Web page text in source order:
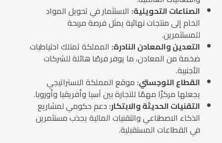
الصناعات التحويلية: الاستثمار في تحويل المواد
الخام إلى منتجات نهائية يمثل فرصة مربحة
للمستثمرين.
التعدين والمعادن النادرة: المملكة تمتلك احتياطيات
ضخمة من المعادن، ما يوفر فرصًا هائلة للشركات
الأجنبية.
القطاع اللوجستي: موقع المملكة الاستراتيجي
يجعلها مركزًا مهمًا للتجارة بين آسيا وأفريقيا وأوروبا.
التقنيات الحديثة والابتكار: دعم حكومي لمشاريع
الذكاء الاصطناعي والتقنيات المالية يجذب مستثمرين
في القطاعات المستقبلية.